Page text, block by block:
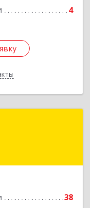
4
38
г. Кишинев,
Подробнее